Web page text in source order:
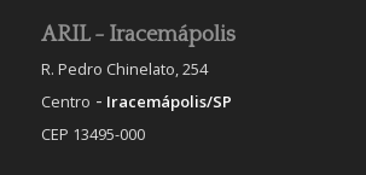
ARIL - Iracemápolis
R. Pedro Chinelato, 254
Centro - Iracemápolis/SP
CEP 13495-000